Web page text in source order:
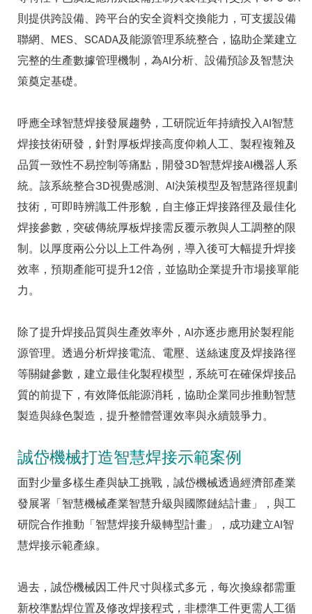
則提供跨設備、跨平台的安全資料交換能力，可支援設備
聯網、MES、SCADA及能源管理系統整合，協助企業建立
完整的生產數據管理機制，為AI分析、設備預診及智慧決
策奠定基礎。
呼應全球智慧焊接發展趨勢，工研院近年持續投入AI智慧
焊接技術研發，針對厚板焊接高度仰賴人工、製程複雜及
品質一致性不易控制等痛點，開發3D智慧焊接AI機器人系
統。該系統整合3D視覺感測、AI決策模型及智慧路徑規劃
技術，可即時辨識工件形貌，自主修正焊接路徑及最佳化
焊接參數，突破傳統厚板焊接需反覆示教與人工調整的限
制。以厚度兩公分以上工件為例，導入後可大幅提升焊接
效率，預期產能可提升12倍，並協助企業提升市場接單能
力。
除了提升焊接品質與生產效率外，AI亦逐步應用於製程能
源管理。透過分析焊接電流、電壓、送絲速度及焊接路徑
等關鍵參數，建立最佳化製程模型，系統可在確保焊接品
質的前提下，有效降低能源消耗，協助企業同步推動智慧
製造與綠色製造，提升整體營運效率與永續競爭力。
誠岱機械打造智慧焊接示範案例
面對少量多樣生產與缺工挑戰，誠岱機械透過經濟部產業
發展署「智慧機械產業智慧升級與國際鏈結計畫」，與工
研院合作推動「智慧焊接升級轉型計畫」，成功建立AI智
慧焊接示範產線。
過去，誠岱機械因工件尺寸與樣式多元，每次換線都需重
新校準點焊位置及修改焊接程式，非標準工件更需人工循